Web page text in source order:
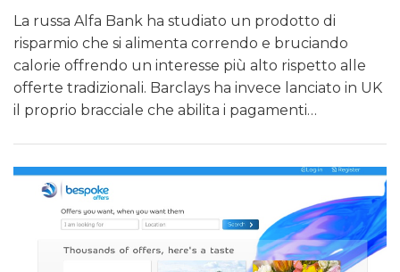
La russa Alfa Bank ha studiato un prodotto di
risparmio che si alimenta correndo e bruciando
calorie offrendo un interesse più alto rispetto alle
offerte tradizionali. Barclays ha invece lanciato in UK
il proprio bracciale che abilita i pagamenti…